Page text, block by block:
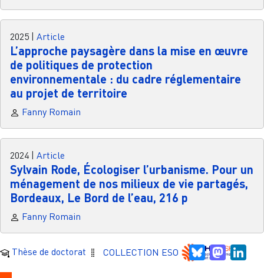
2025 Article
L’approche paysagère dans la mise en œuvre
de politiques de protection
environnementale : du cadre réglementaire
au projet de territoire
Fanny Romain
2024 Article
Sylvain Rode, Écologiser l’urbanisme. Pour un
ménagement de nos milieux de vie partagés,
Bordeaux, Le Bord de l’eau, 216 p
Fanny Romain
Thèse de doctorat COLLECTION ESO Bluesky